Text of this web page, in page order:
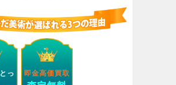
っ
即金高価買取